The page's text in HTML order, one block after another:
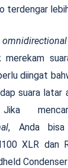
terdengar
merekam
diingat
suara latar
Jika
, Anda bisa
XLR dan